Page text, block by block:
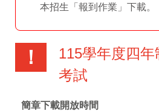
本招生「報到作業」下載。
！
115學年度四
考試
簡章下載開放時間